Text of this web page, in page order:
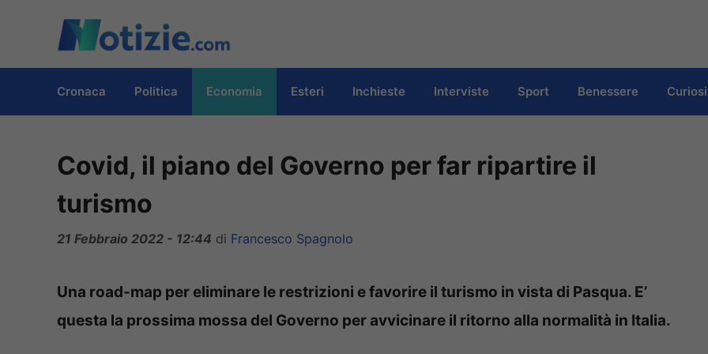
contenuto
Cronaca Politica Economia Esteri Inchieste Interviste Sport Benessere
Covid, il piano del Governo per far ripartire il
turismo
21 Febbraio 2022 - 12:44 di Francesco Spagnolo
Una road-map per eliminare le restrizioni e favorire il turismo in vista di Pasqua. E’
questa la prossima mossa del Governo per avvicinare il ritorno alla normalità in Italia.